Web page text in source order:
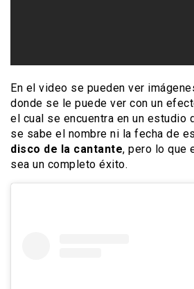
En el video se pueden ver
donde se le puede ver con un
el cual se encuentra en un estudio
se sabe el nombre ni la fecha de
disco de la cantante, pero lo que
sea un completo éxito.